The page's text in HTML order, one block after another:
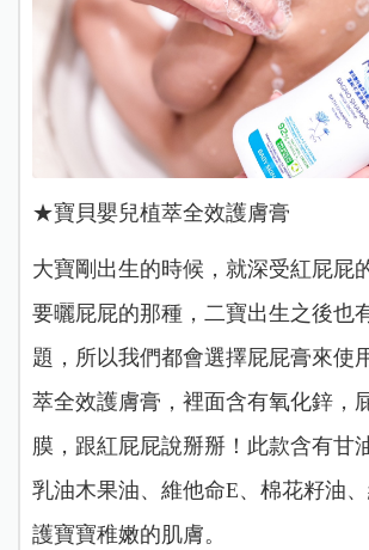
★寶貝嬰兒植萃全效護膚膏
大寶剛出生的時候，就深受紅屁屁
要曬屁屁的那種，二寶出生之後也
題，所以我們都會選擇屁屁膏來使
萃全效護膚膏，裡面含有氧化鋅，
膜，跟紅屁屁說掰掰！此款含有甘
乳油木果油、維他命E、棉花籽油
護寶寶稚嫩的肌膚。